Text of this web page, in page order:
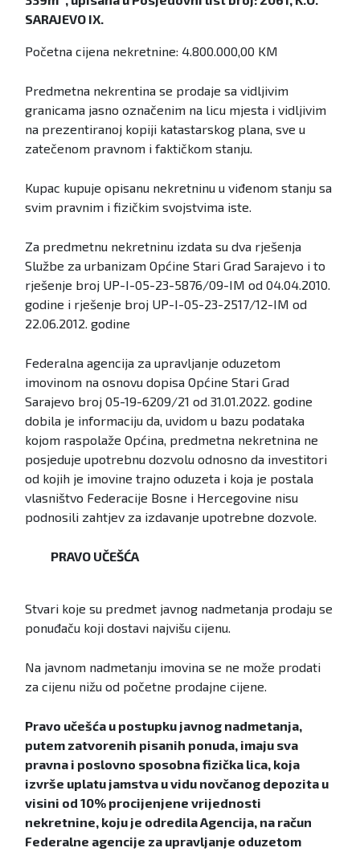
SARAJEVO IX.
Početna cijena nekretnine: 4.800.000,00 KM
Predmetna nekrentina se prodaje sa vidljivim
granicama jasno označenim na licu mjesta i vidljivim
na prezentiranoj kopiji katastarskog plana, sve u
zatečenom pravnom i faktičkom stanju.
Kupac kupuje opisanu nekretninu u viđenom stanju sa
svim pravnim i fizičkim svojstvima iste.
Za predmetnu nekretninu izdata su dva rješenja
Službe za urbanizam Općine Stari Grad Sarajevo i to
rješenje broj UP-I-05-23-5876/09-IM od 04.04.2010.
godine i rješenje broj UP-I-05-23-2517/12-IM od
22.06.2012. godine
Federalna agencija za upravljanje oduzetom
imovinom na osnovu dopisa Općine Stari Grad
Sarajevo broj 05-19-6209/21 od 31.01.2022. godine
dobila je informaciju da, uvidom u bazu podataka
kojom raspolaže Općina, predmetna nekretnina ne
posjeduje upotrebnu dozvolu odnosno da investitori
od kojih je imovine trajno oduzeta i koja je postala
vlasništvo Federacije Bosne i Hercegovine nisu
podnosili zahtjev za izdavanje upotrebne dozvole.
PRAVO UČEŠĆA
Stvari koje su predmet javnog nadmetanja prodaju se
ponuđaču koji dostavi najvišu cijenu.
Na javnom nadmetanju imovina se ne može prodati
za cijenu nižu od početne prodajne cijene.
Pravo učešća u postupku javnog nadmetanja,
putem zatvorenih pisanih ponuda, imaju sva
pravna i poslovno sposobna fizička lica, koja
izvrše uplatu jamstva u vidu novčanog depozita u
visini od 10% procijenjene vrijednosti
nekretnine, koju je odredila Agencija, na račun
Federalne agencije za upravljanje oduzetom